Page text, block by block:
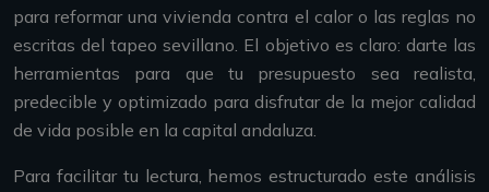
para reformar una vivienda contra el calor o las reglas no
escritas del tapeo sevillano. El objetivo es claro: darte las
herramientas para que tu presupuesto sea realista,
predecible y optimizado para disfrutar de la mejor calidad
de vida posible en la capital andaluza.
Para facilitar tu lectura, hemos estructurado este análisis